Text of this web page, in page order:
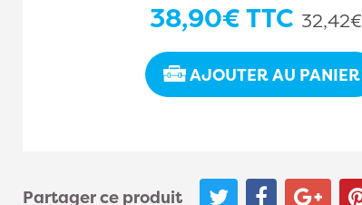
38,90€TTC 32,42€
AJOUTER AU PANIER
Partager ce produit